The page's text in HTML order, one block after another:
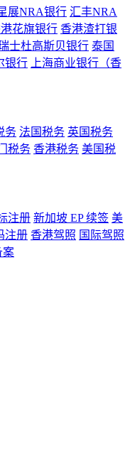
展NRA银行 汇丰NRA
花旗银行 香港渣打银
士杜高斯贝银行 泰国
银行
上海商业银行（香
务 法国税务 英国税务
税务 香港税务 美国税
注册 新加坡 EP 续签 美
注册 香港驾照 国际驾照
案